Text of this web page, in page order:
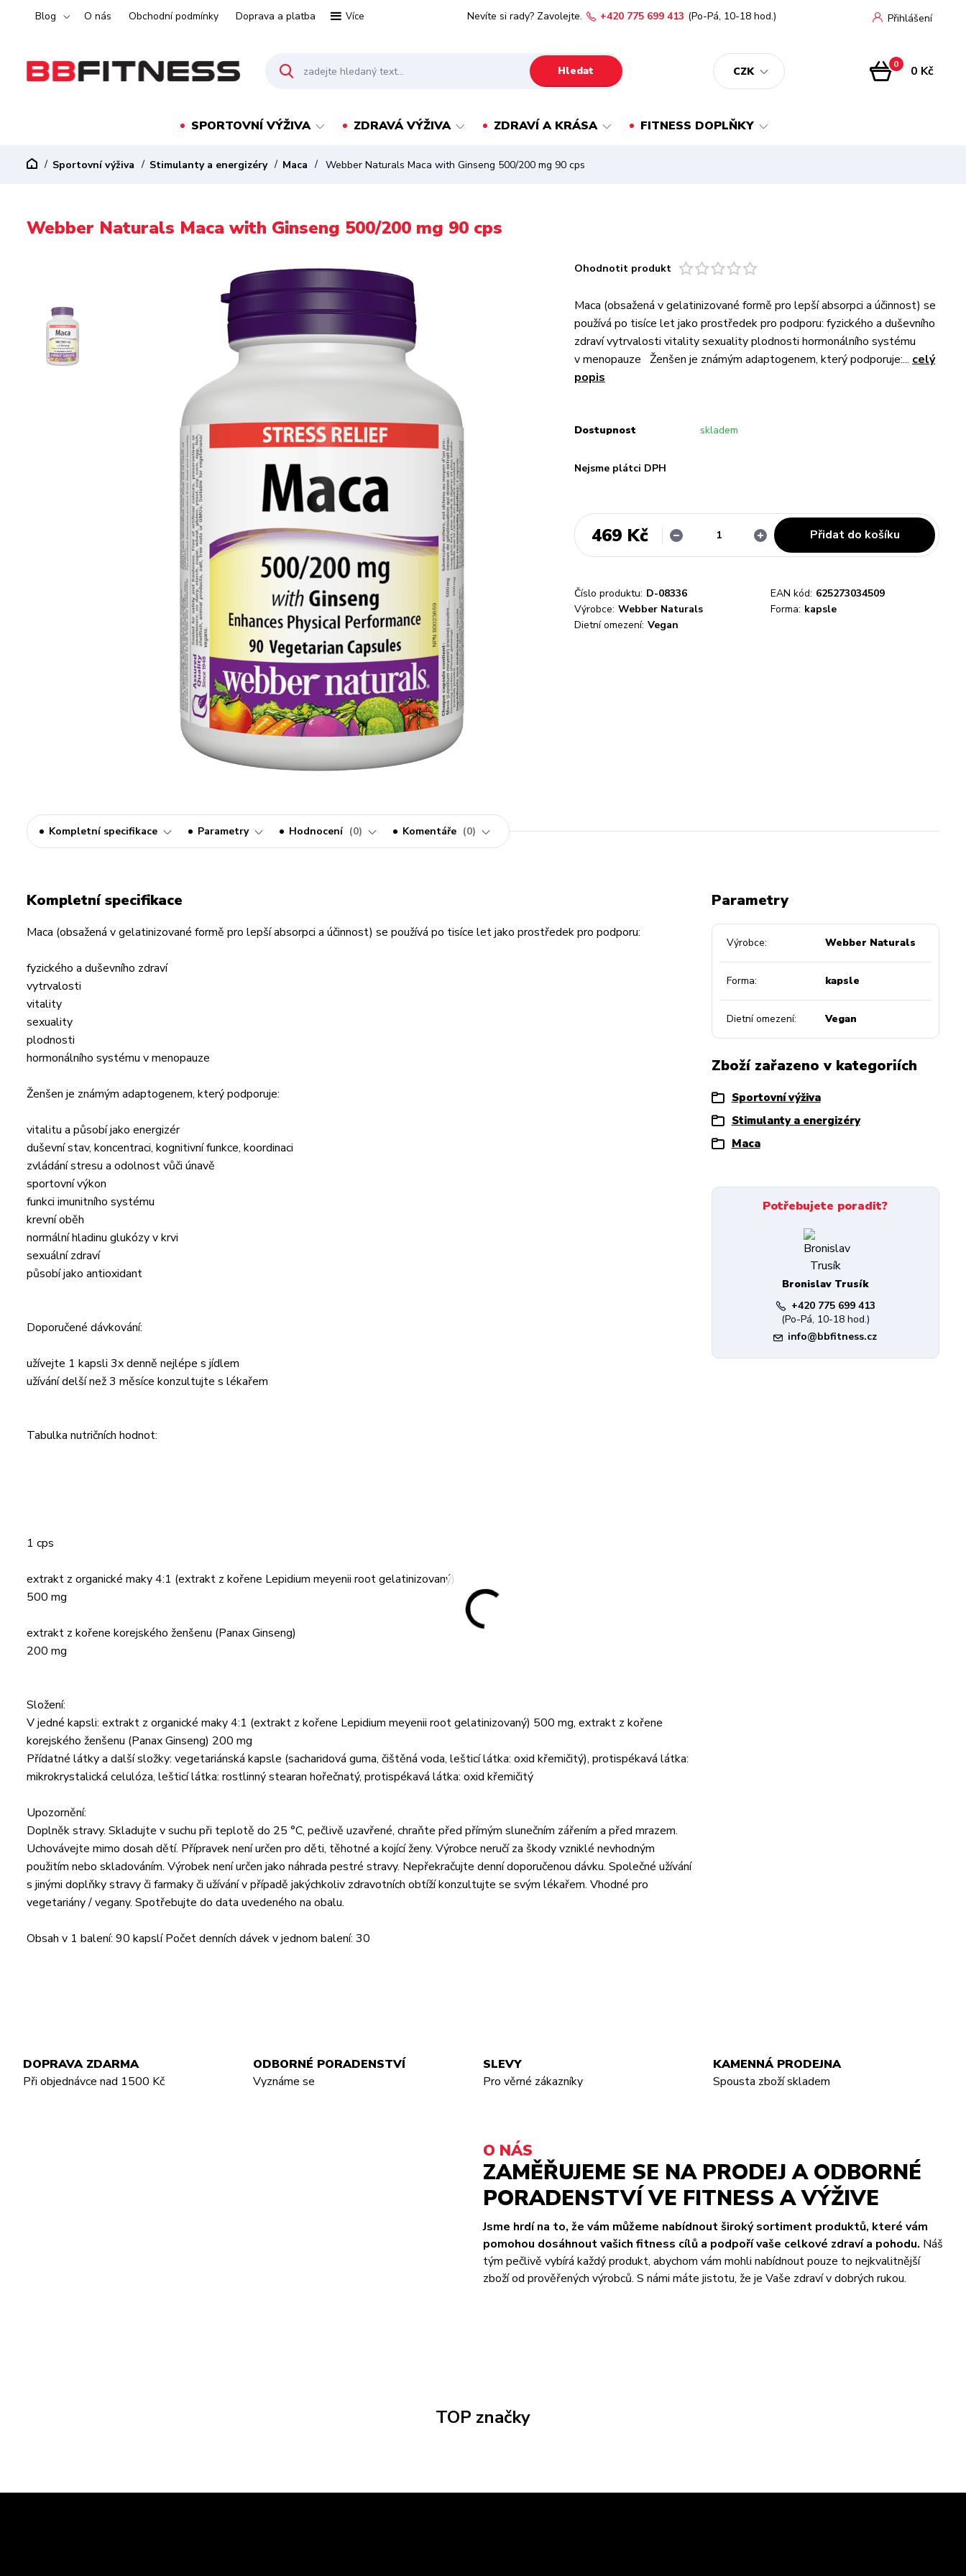
Blog O nás Obchodní podmínky Doprava a platba Více
CZK
Přihlášení
Hledat
Nevíte si rady? Zavolejte. +420 775 699 413 (Po-Pá, 10-18 hod.)
0 0 Kč
SPORTOVNÍ VÝŽIVA ZDRAVÁ VÝŽIVA ZDRAVÍ A KRÁSA FITNESS DOPLŇKY
Sportovní výživa Stimulanty a energizéry Maca Webber Naturals Maca with Ginseng 500/200 mg 90 cps
Webber Naturals Maca with Ginseng 500/200 mg 90 cps
Ohodnotit produkt
Maca (obsažená v gelatinizované formě pro lepší absorpci a účinnost) se
používá po tisíce let jako prostředek pro podporu: fyzického a duševního
zdraví vytrvalosti vitality sexuality plodnosti hormonálního systému
v menopauze Ženšen je známým adaptogenem, který podporuje:... celý
popis
Dostupnost skladem
Nejsme plátci DPH
469 Kč Přidat do košíku
Číslo produktu: D-08336 EAN kód: 625273034509
Výrobce: Webber Naturals Forma: kapsle
Dietní omezení: Vegan
Kompletní specifikace Parametry Hodnocení 0 Komentáře 0
Kompletní specifikace
Maca (obsažená v gelatinizované formě pro lepší absorpci a účinnost) se používá po tisíce let jako prostředek pro podporu:
fyzického a duševního zdraví
vytrvalosti
vitality
sexuality
plodnosti
hormonálního systému v menopauze
Ženšen je známým adaptogenem, který podporuje:
vitalitu a působí jako energizér
duševní stav, koncentraci, kognitivní funkce, koordinaci
zvládání stresu a odolnost vůči únavě
sportovní výkon
funkci imunitního systému
krevní oběh
normální hladinu glukózy v krvi
sexuální zdraví
působí jako antioxidant
Doporučené dávkování:
užívejte 1 kapsli 3x denně nejlépe s jídlem
užívání delší než 3 měsíce konzultujte s lékařem
Tabulka nutričních hodnot:
1 cps
extrakt z organické maky 4:1 (extrakt z kořene Lepidium meyenii root gelatinizovaný)
500 mg
extrakt z kořene korejského ženšenu (Panax Ginseng)
200 mg
Složení:
V jedné kapsli: extrakt z organické maky 4:1 (extrakt z kořene Lepidium meyenii root gelatinizovaný) 500 mg, extrakt z kořene
korejského ženšenu (Panax Ginseng) 200 mg
Přídatné látky a další složky: vegetariánská kapsle (sacharidová guma, čištěná voda, lešticí látka: oxid křemičitý), protispékavá látka:
mikrokrystalická celulóza, lešticí látka: rostlinný stearan hořečnatý, protispékavá látka: oxid křemičitý
Upozornění:
Doplněk stravy. Skladujte v suchu při teplotě do 25 °C, pečlivě uzavřené, chraňte před přímým slunečním zářením a před mrazem.
Uchovávejte mimo dosah dětí. Přípravek není určen pro děti, těhotné a kojící ženy. Výrobce neručí za škody vzniklé nevhodným
použitím nebo skladováním. Výrobek není určen jako náhrada pestré stravy. Nepřekračujte denní doporučenou dávku. Společné užívání
s jinými doplňky stravy či farmaky či užívání v případě jakýchkoliv zdravotních obtíží konzultujte se svým lékařem. Vhodné pro
vegetariány / vegany. Spotřebujte do data uvedeného na obalu.
Obsah v 1 balení: 90 kapslí Počet denních dávek v jednom balení: 30
Parametry
Výrobce Webber Naturals
Forma kapsle
Dietní omezení Vegan
Zboží zařazeno v kategoriích
Sportovní výživa
Stimulanty a energizéry
Maca
Potřebujete poradit?
Bronislav Trusík
+420 775 699 413
(Po-Pá, 10-18 hod.)
info@bbfitness.cz
DOPRAVA ZDARMA
Při objednávce nad 1500 Kč
ODBORNÉ PORADENSTVÍ
Vyznáme se
SLEVY
Pro věrné zákazníky
KAMENNÁ PRODEJNA
Spousta zboží skladem
O NÁS
ZAMĚŘUJEME SE NA PRODEJ A ODBORNÉ
PORADENSTVÍ VE FITNESS A VÝŽIVE
Jsme hrdí na to, že vám můžeme nabídnout široký sortiment produktů, které vám
pomohou dosáhnout vašich fitness cílů a podpoří vaše celkové zdraví a pohodu. Náš
tým pečlivě vybírá každý produkt, abychom vám mohli nabídnout pouze to nejkvalitnější
zboží od prověřených výrobců. S námi máte jistotu, že je Vaše zdraví v dobrých rukou.
TOP značky